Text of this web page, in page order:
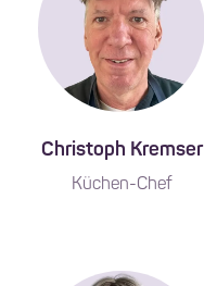
Christoph Kremser
Küchen-Chef